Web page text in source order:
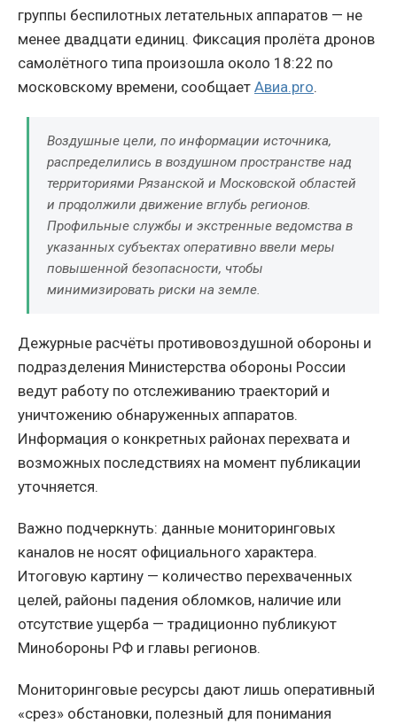
группы беспилотных летательных аппаратов — не
менее двадцати единиц. Фиксация пролёта дронов
самолётного типа произошла около 18:22 по
московскому времени, сообщает Авиа.pro.
Воздушные цели, по информации источника,
распределились в воздушном пространстве над
территориями Рязанской и Московской областей
и продолжили движение вглубь регионов.
Профильные службы и экстренные ведомства в
указанных субъектах оперативно ввели меры
повышенной безопасности, чтобы
минимизировать риски на земле.
Дежурные расчёты противовоздушной обороны и
подразделения Министерства обороны России
ведут работу по отслеживанию траекторий и
уничтожению обнаруженных аппаратов.
Информация о конкретных районах перехвата и
возможных последствиях на момент публикации
уточняется.
Важно подчеркнуть: данные мониторинговых
каналов не носят официального характера.
Итоговую картину — количество перехваченных
целей, районы падения обломков, наличие или
отсутствие ущерба — традиционно публикуют
Минобороны РФ и главы регионов.
Мониторинговые ресурсы дают лишь оперативный
«срез» обстановки, полезный для понимания